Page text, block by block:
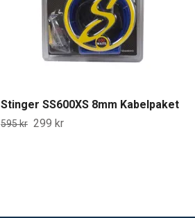
Stinger SS600XS 8mm Kabelpaket
595 kr 299 kr